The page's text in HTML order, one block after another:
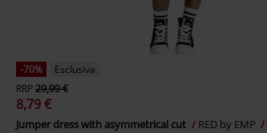
-70%
Esclusiva
RRP29,99 €
8,79 €
Jumper dress with asymmetrical cut RED by EMP